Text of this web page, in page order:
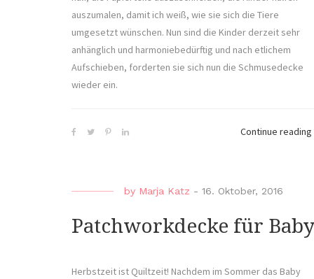
auszumalen, damit ich weiß, wie sie sich die Tiere
umgesetzt wünschen. Nun sind die Kinder derzeit sehr
anhänglich und harmoniebedürftig und nach etlichem
Aufschieben, forderten sie sich nun die Schmusedecke
wieder ein.
Continue reading
by Marja Katz - 16. Oktober, 2016
Patchworkdecke für
Herbstzeit ist Quiltzeit! Nachdem im Sommer das Baby